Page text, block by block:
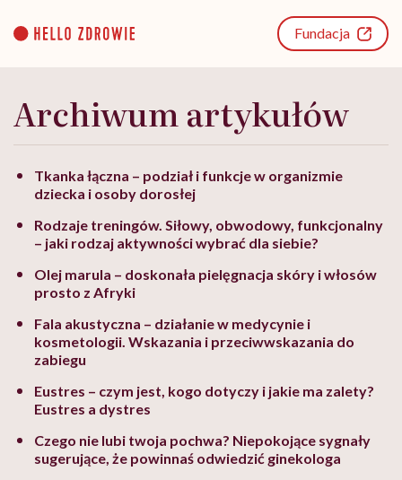
content
Fundacja
Archiwum artykułów
Tkanka łączna – podział i funkcje w organizmie
dziecka i osoby dorosłej
Rodzaje treningów. Siłowy, obwodowy, funkcjonalny
– jaki rodzaj aktywności wybrać dla siebie?
Olej marula – doskonała pielęgnacja skóry i włosów
prosto z Afryki
Fala akustyczna – działanie w medycynie i
kosmetologii. Wskazania i przeciwwskazania do
zabiegu
Eustres – czym jest, kogo dotyczy i jakie ma zalety?
Eustres a dystres
Czego nie lubi twoja pochwa? Niepokojące sygnały
sugerujące, że powinnaś odwiedzić ginekologa